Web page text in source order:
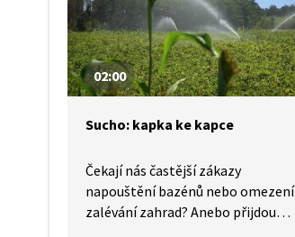
02:00
Sucho: kapka ke kapce
Čekají nás častější zákazy
napouštění bazénů nebo omezení
zalévání zahrad? Anebo přijdou